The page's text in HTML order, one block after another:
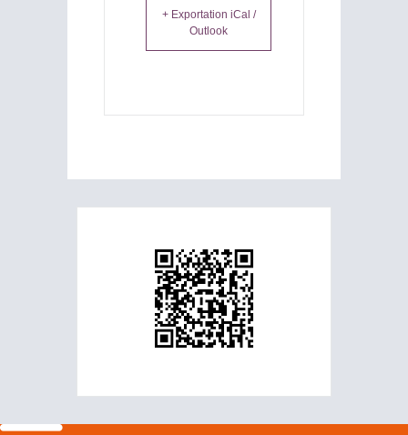
+ Exportation iCal /
Outlook